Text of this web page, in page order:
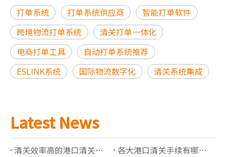
打单系统 打单系统供应商
智能打单软件
跨境物流打单系统
清关打单一体化
电商打单工具
自动打单系统推荐
ESLINK系统
国际物流数字化 清关系统集成
Latest News
清关效率高的港口清关公司有哪些推荐？
各大港口清关手续有哪些必须准备的资料？